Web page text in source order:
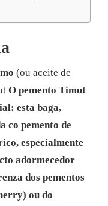
(ou aceite de
O pemento Timut
esta baga,
co pemento de
especialmente
adormecedor
dos pementos
ou do